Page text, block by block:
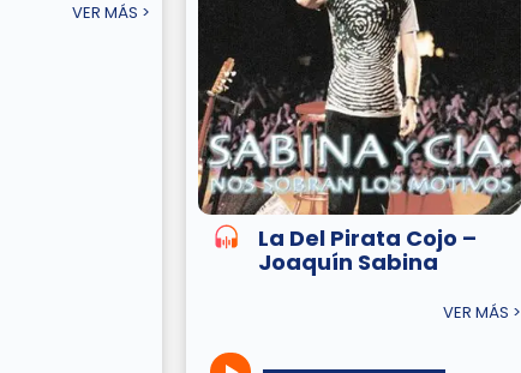
VER MÁS >
La Del Pirata Cojo –
Joaquín Sabina
VER MÁS >